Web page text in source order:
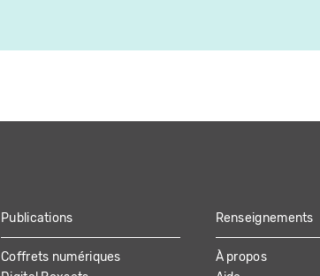
Publications
Coffrets numériques
Renseignements
À propos